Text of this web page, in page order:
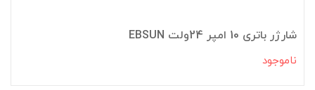
شارژر باتری 10 امپر 24ولت EBSUN
ناموجود